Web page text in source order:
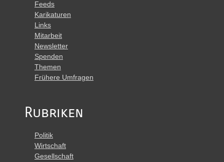
Feeds
Karikaturen
Links
Mitarbeit
Newsletter
Spenden
Themen
Frühere Umfragen
Rubriken
Politik
Wirtschaft
Gesellschaft